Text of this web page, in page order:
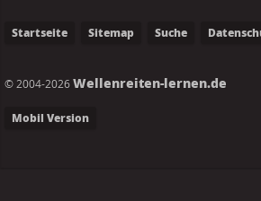
Startseite Sitemap Suche
© 2004-2026Wellenreiten-lernen.de
Mobil Version